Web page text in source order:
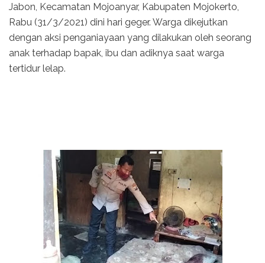
Jabon, Kecamatan Mojoanyar, Kabupaten Mojokerto,
Rabu (31/3/2021) dini hari geger. Warga dikejutkan
dengan aksi penganiayaan yang dilakukan oleh seorang
anak terhadap bapak, ibu dan adiknya saat warga
tertidur lelap.